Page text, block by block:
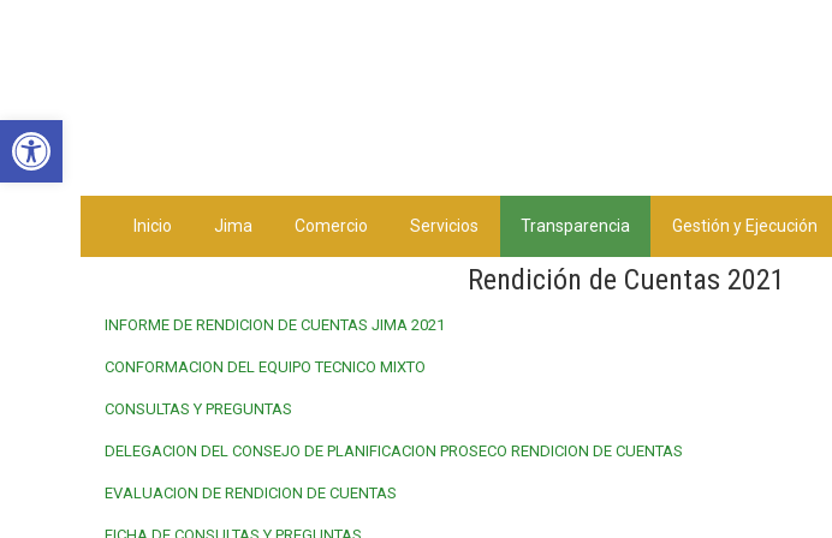
Inicio Jima Comercio Servicios Transparencia Gestión y Ejecución
Rendición de Cuentas 2021
INFORME DE RENDICION DE CUENTAS JIMA 2021
CONFORMACION DEL EQUIPO TECNICO MIXTO
CONSULTAS Y PREGUNTAS
DELEGACION DEL CONSEJO DE PLANIFICACION PROSECO RENDICION DE CUENTAS
EVALUACION DE RENDICION DE CUENTAS
Abrir barra de herramientas